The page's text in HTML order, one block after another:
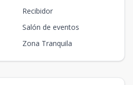
Recibidor
Salón de eventos
Zona Tranquila